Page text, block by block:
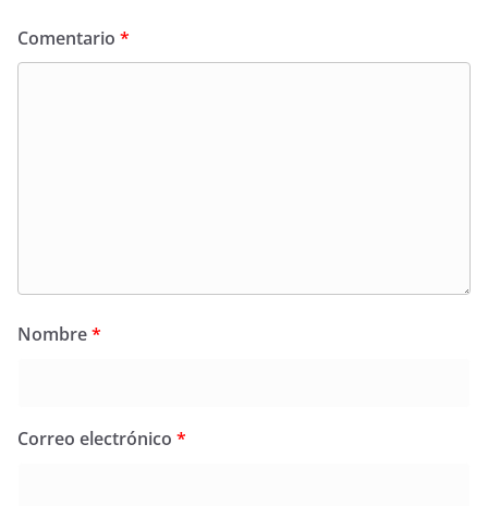
Comentario *
Nombre*
Correo electrónico *